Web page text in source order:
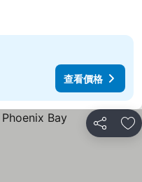
查看價格
分享 放